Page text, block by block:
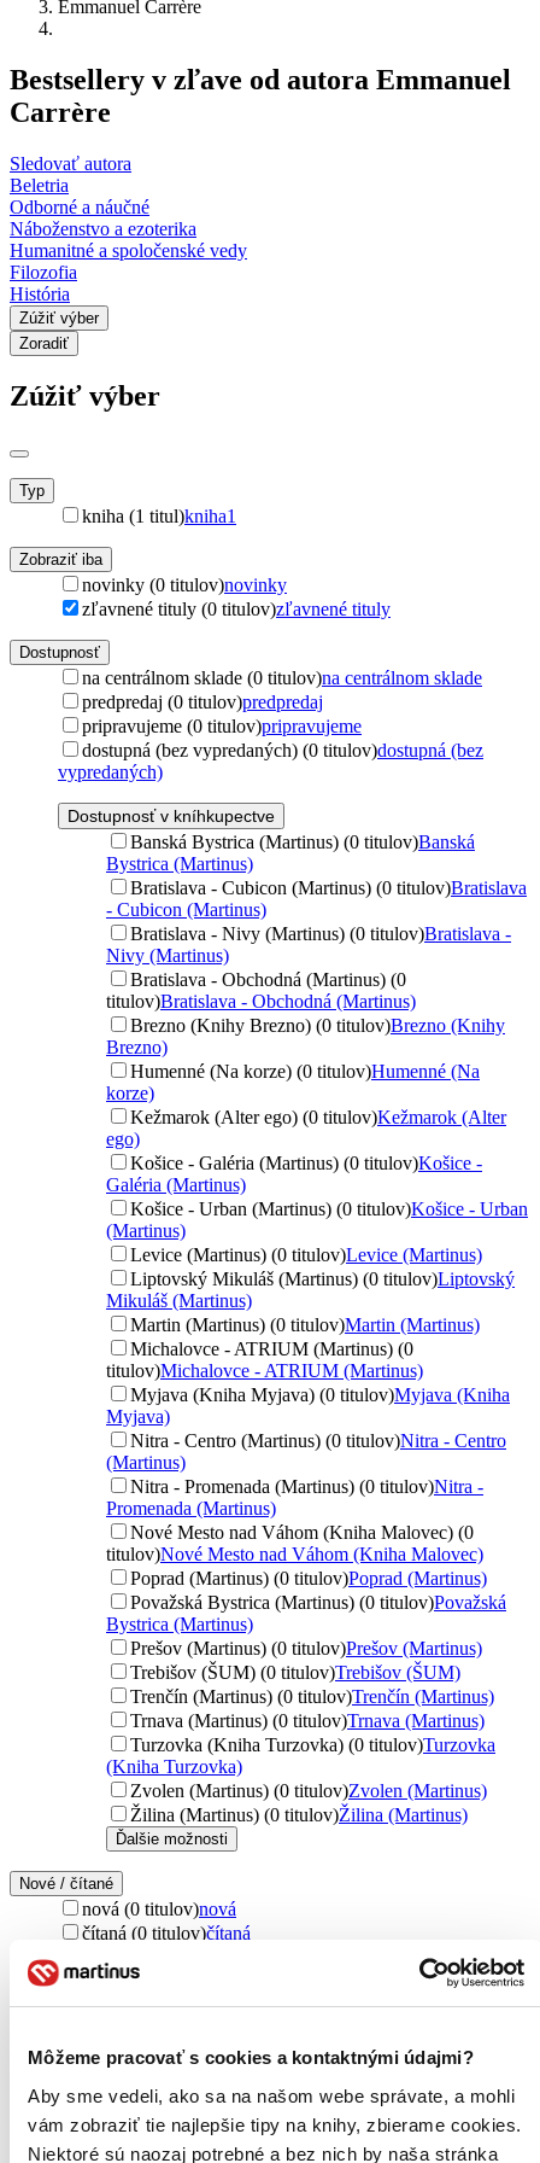
Môžeme pracovať s cookies a kontaktnými údajmi?
Aby sme vedeli, ako sa na našom webe správate, a mohli
vám zobraziť tie najlepšie tipy na knihy, zbierame cookies.
Niektoré sú naozaj potrebné a bez nich by naša stránka
Emmanuel Carrère
Bestsellery v zľave od autora Emmanuel
Carrère
Sledovať autora
Beletria
Odborné a náučné
Náboženstvo a ezoterika
Humanitné a spoločenské vedy
Filozofia
História
Zúžiť výber
Zoradiť
Zúžiť výber
Typ
kniha (1 titul)kniha1
Zobraziť iba
novinky (0 titulov)novinky
zľavnené tituly (0 titulov)zľavnené tituly
Dostupnosť
na centrálnom sklade (0 titulov)na centrálnom sklade
predpredaj (0 titulov)predpredaj
pripravujeme (0 titulov)pripravujeme
dostupná (bez vypredaných) (0 titulov)dostupná (bez
vypredaných)
Dostupnosť v kníhkupectve
Banská Bystrica (Martinus) (0 titulov)Banská
Bystrica (Martinus)
Bratislava - Cubicon (Martinus) (0 titulov)Bratislava
- Cubicon (Martinus)
Bratislava - Nivy (Martinus) (0 titulov)Bratislava -
Nivy (Martinus)
Bratislava - Obchodná (Martinus) (0
titulov)Bratislava - Obchodná (Martinus)
Brezno (Knihy Brezno) (0 titulov)Brezno (Knihy
Brezno)
Humenné (Na korze) (0 titulov)Humenné (Na
korze)
Kežmarok (Alter ego) (0 titulov)Kežmarok (Alter
ego)
Košice - Galéria (Martinus) (0 titulov)Košice -
Galéria (Martinus)
Košice - Urban (Martinus) (0 titulov)Košice - Urban
(Martinus)
Levice (Martinus) (0 titulov)Levice (Martinus)
Liptovský Mikuláš (Martinus) (0 titulov)Liptovský
Mikuláš (Martinus)
Martin (Martinus) (0 titulov)Martin (Martinus)
Michalovce - ATRIUM (Martinus) (0
titulov)Michalovce - ATRIUM (Martinus)
Myjava (Kniha Myjava) (0 titulov)Myjava (Kniha
Myjava)
Nitra - Centro (Martinus) (0 titulov)Nitra - Centro
(Martinus)
Nitra - Promenada (Martinus) (0 titulov)Nitra -
Promenada (Martinus)
Nové Mesto nad Váhom (Kniha Malovec) (0
titulov)Nové Mesto nad Váhom (Kniha Malovec)
Poprad (Martinus) (0 titulov)Poprad (Martinus)
Považská Bystrica (Martinus) (0 titulov)Považská
Bystrica (Martinus)
Prešov (Martinus) (0 titulov)Prešov (Martinus)
Trebišov (ŠUM) (0 titulov)Trebišov (ŠUM)
Trenčín (Martinus) (0 titulov)Trenčín (Martinus)
Trnava (Martinus) (0 titulov)Trnava (Martinus)
Turzovka (Kniha Turzovka) (0 titulov)Turzovka
(Kniha Turzovka)
Zvolen (Martinus) (0 titulov)Zvolen (Martinus)
Žilina (Martinus) (0 titulov)Žilina (Martinus)
Ďalšie možnosti
Nové / čítané
nová (0 titulov)nová
čítaná (0 titulov)čítaná
čítaná - výborný stav
čítaná - mierne opotrebovaná (0 titulov)
čítaná - mierne
opotrebovaná
vypredaných kníh
Jazyk
slovenčina (1 titul)slovenčina1